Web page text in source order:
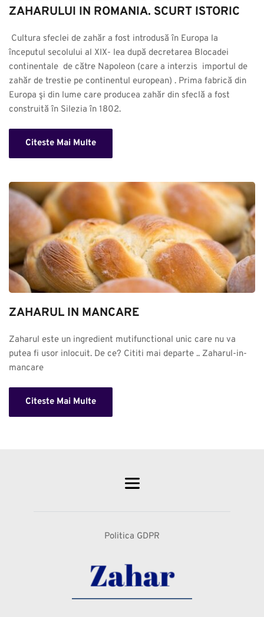
ZAHARULUI IN ROMANIA. SCURT ISTORIC
începutul secolului al XIX- lea după decretarea Blocadei
continentale  de către Napoleon (care a interzis  importul de
zahăr de trestie pe continentul european) . Prima fabrică din
Europa şi din lume care producea zahăr din sfeclă a fost
construită în Silezia în 1802.
Citeste Mai Multe
ZAHARUL IN MANCARE
Zaharul este un ingredient mutifunctional unic care nu va
putea fi usor inlocuit. De ce? Cititi mai departe .. Zaharul-in-
mancare
Citeste Mai Multe
Politica GDPR